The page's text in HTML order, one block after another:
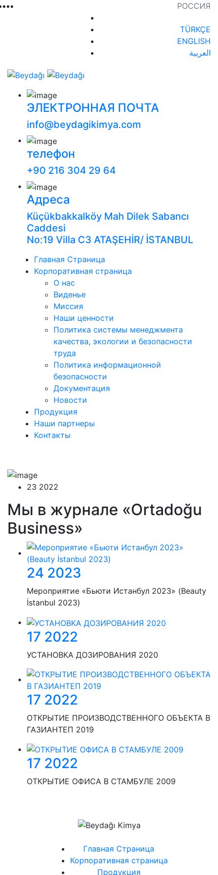
РОССИЯ
TÜRKÇE
ENGLISH
العربية
ЭЛЕКТРОННАЯ ПОЧТА
info@beydagikimya.com
телефон
+90 216 304 29 64
Адреса
Küçükbakkalköy Mah Dilek Sabancı
Caddesi
No:19 Villa C3 ATAŞEHİR/ İSTANBUL
Главная Страница
Корпоративная страница
О нас
Виденье
Миссия
Наши ценности
Политика системы менеджмента
качества, экологии и безопасности
труда
Политика информационной
безопасности
Документация
Новости
Продукция
Наши партнеры
Контакты
23 2022
Мы в журнале «Ortadoğu
Business»
24 2023
Мероприятие «Бьюти Истанбул 2023» (Beauty
İstanbul 2023)
17 2022
УСТАНОВКА ДОЗИРОВАНИЯ 2020
17 2022
ОТКРЫТИЕ ПРОИЗВОДСТВЕННОГО ОБЪЕКТА В
ГАЗИАНТЕП 2019
17 2022
ОТКРЫТИЕ ОФИСА В СТАМБУЛЕ 2009
Главная Страница
Корпоративная страница
Продукция